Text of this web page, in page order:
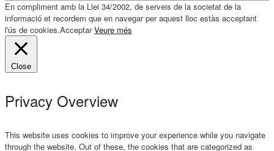
En compliment amb la Llei 34/2002, de serveis de la societat de la
informació et recordem que en navegar per aquest lloc estàs acceptant
l'ús de cookies.Acceptar Veure més
Close
Privacy Overview
This website uses cookies to improve your experience while you navigate
through the website. Out of these, the cookies that are categorized as